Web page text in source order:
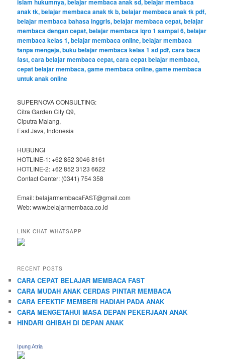
SUPERNOVA CONSULTING:
Citra Garden City Q9,
Ciputra Malang,
East Java, Indonesia
HUBUNGI
HOTLINE-1: +62 852 3046 8161
HOTLINE-2: +62 852 3123 6622
Contact Center: (0341) 754 358
Email: belajarmembacaFAST@gmail.com
Web: www.belajarmembaca.co.id
LINK CHAT WHATSAPP
RECENT POSTS
CARA CEPAT BELAJAR MEMBACA FAST
CARA MUDAH ANAK CERDAS PINTAR MEMBACA
CARA EFEKTIF MEMBERI HADIAH PADA ANAK
CARA MENGETAHUI MASA DEPAN PEKERJAAN ANAK
HINDARI GHIBAH DI DEPAN ANAK
Ipung Atria